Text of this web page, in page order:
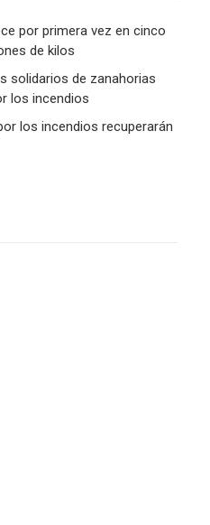
por primera vez en cinco
de kilos
solidarios de zanahorias
los incendios
los incendios recuperarán